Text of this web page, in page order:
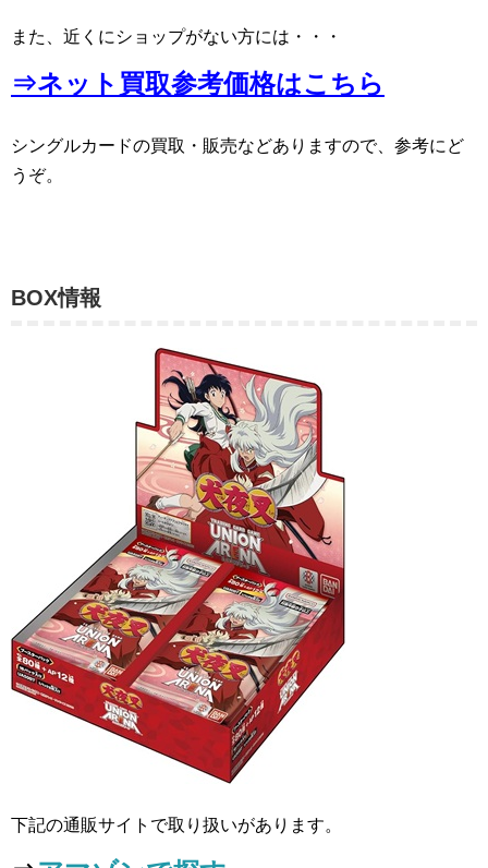
また、近くにショップがない方には・・・
⇒ネット買取参考価格はこちら
シングルカードの買取・販売などありますので、参考にど
うぞ。
BOX情報
下記の通販サイトで取り扱いがあります。